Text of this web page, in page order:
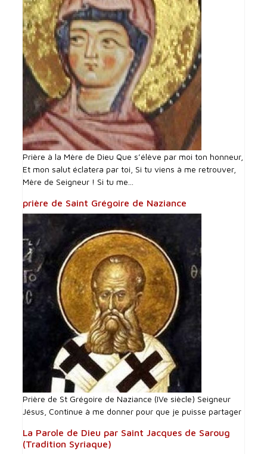
Prière à la Mère de Dieu Que s’élève par moi ton honneur,
Et mon salut éclatera par toi, Si tu viens à me retrouver,
Mère de Seigneur ! Si tu me...
prière de Saint Grégoire de Naziance
Prière de St Grégoire de Naziance (IVe siècle) Seigneur
Jésus, Continue à me donner pour que je puisse partager
La Parole de Dieu par Saint Jacques de Saroug
(Tradition Syriaque)